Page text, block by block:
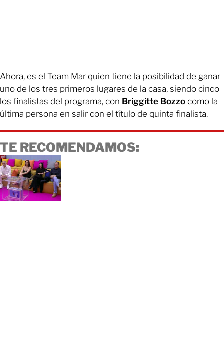
Ahora, es el Team Mar quien tiene la posibilidad de ganar
uno de los tres primeros lugares de la casa, siendo cinco
los finalistas del programa, con Briggitte Bozzo como la
última persona en salir con el título de quinta finalista.
TE RECOMENDAMOS: